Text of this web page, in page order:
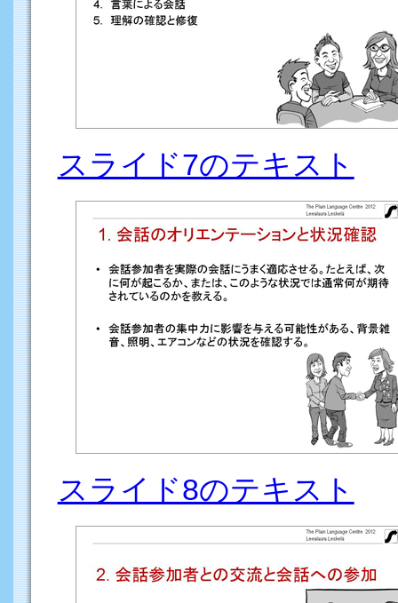
スライド7のテキスト
スライド8のテキスト